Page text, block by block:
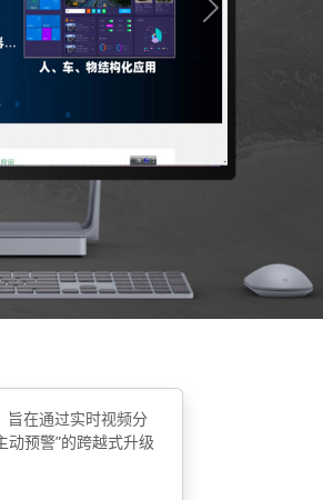
Next
旨在通过实时视频分
动预警”的跨越式升级